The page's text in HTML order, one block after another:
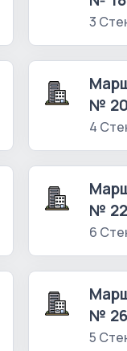
3
№
4
№
6
№
5